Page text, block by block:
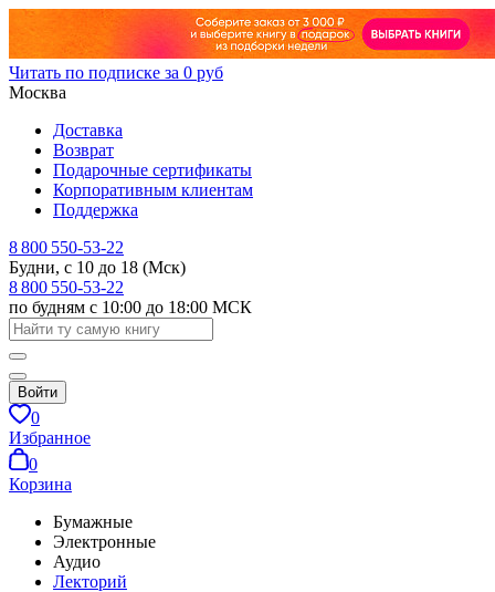
Читать по подписке за 0 руб
Москва
Доставка
Возврат
Подарочные сертификаты
Корпоративным клиентам
Поддержка
8 800 550-53-22
Будни, с 10 до 18 (Мск)
8 800 550-53-22
по будням с 10:00 до 18:00 МСК
Войти
0
Избранное
0
Корзина
Бумажные
Электронные
Аудио
Лекторий